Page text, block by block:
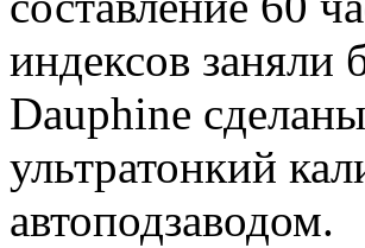
индексов заняли
Dauphine
ультратонкий
автоподзаводом.